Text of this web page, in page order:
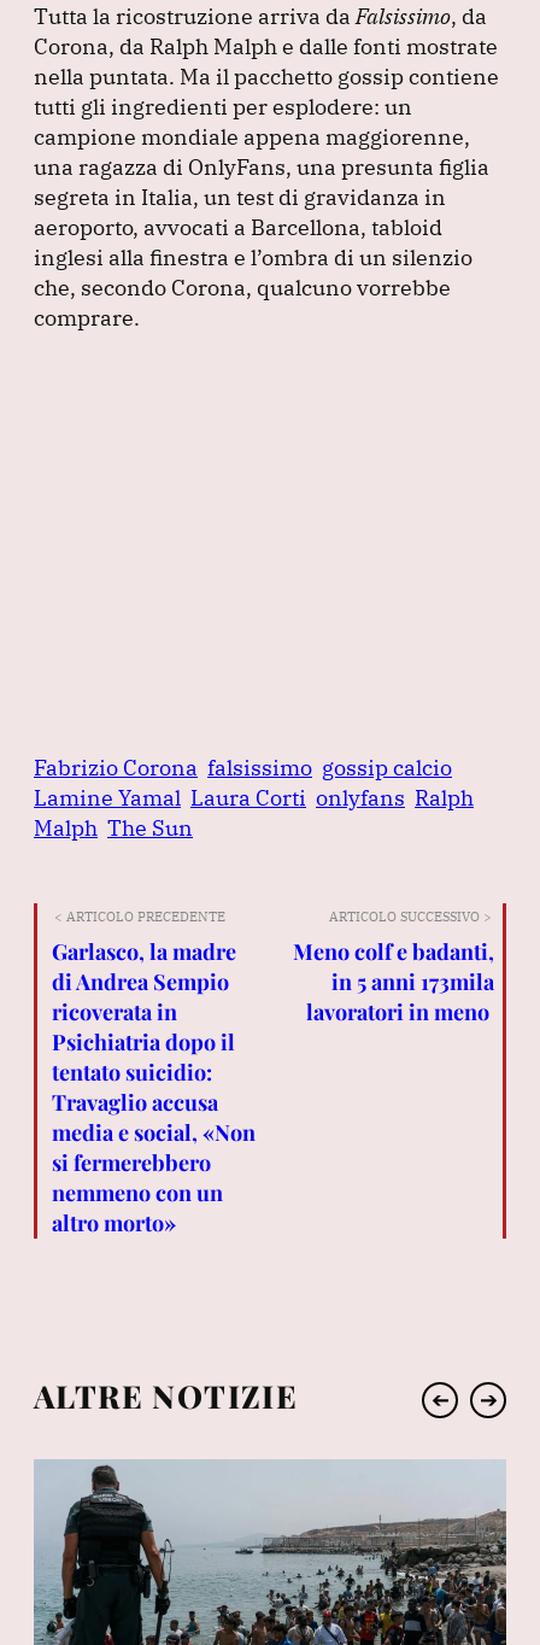
Tutta la ricostruzione arriva daFalsissimo, da
Corona, da Ralph Malph e dalle fonti mostrate
nella puntata. Ma il pacchetto gossip contiene
tutti gli ingredienti per esplodere: un
campione mondiale appena maggiorenne,
una ragazza di OnlyFans, una presunta figlia
segreta in Italia, un test di gravidanza in
aeroporto, avvocati a Barcellona, tabloid
inglesi alla finestra e l’ombra di un silenzio
che, secondo Corona, qualcuno vorrebbe
comprare.
Fabrizio Corona falsissimo gossip calcio
Lamine Yamal Laura Corti onlyfans Ralph
Malph The Sun
< ARTICOLO PRECEDENTE
Garlasco, la madre
di Andrea Sempio
ricoverata in
Psichiatria dopo il
tentato suicidio:
Travaglio accusa
media e social, «Non
si fermerebbero
nemmeno con un
altro morto»
ARTICOLO SUCCESSIVO >
Meno colf e badanti,
in 5 anni 173mila
lavoratori in meno
ALTRE NOTIZIE ➔ ➔